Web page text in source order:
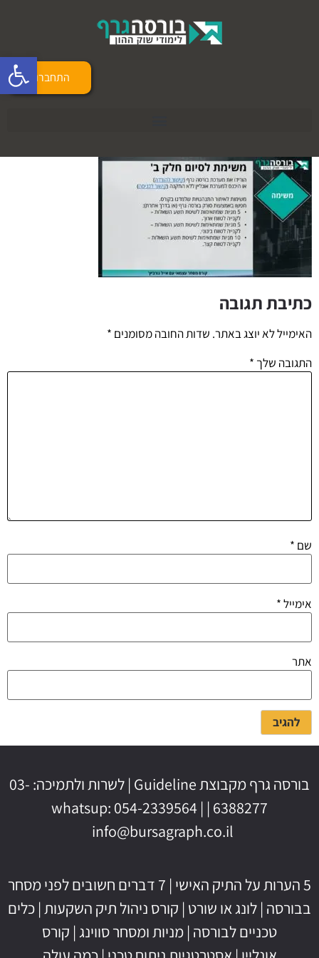
התחברות
כתיבת תגובה
האימייל לא יוצג באתר. שדות החובה מסומנים *
התגובה שלך *
שם *
אימייל*
אתר
בורסה גרף מקבוצת Guideline | לשרות ולתמיכה: 03-
6388277 | whatsup: 054-2339564 |
info@bursagraph.co.il
5 הערות על התיק האישי |
7 דברים חשובים לפני מסחר
בבורסה | לונג או שורט | קורס ניהול תיק השקעות| כלים
טכניים לבורסה | מניות ומסחר סווינג| קורס